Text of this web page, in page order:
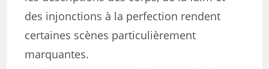
des injonctions à la perfection rendent
certaines scènes particulièrement
marquantes.